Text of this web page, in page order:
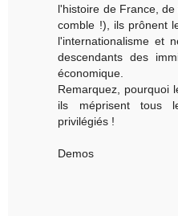
l'histoire de France,
comble !), ils prônent
l'internationalisme et
descendants des
économique.
Remarquez, pourquoi
ils méprisent tous
privilégiés !
Demos